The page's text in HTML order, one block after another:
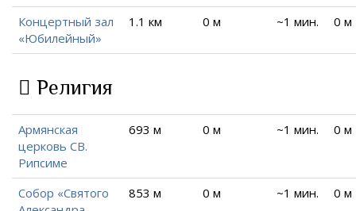
Концертный зал
«Юбилейный»
1.1 км 0 м ~1 мин. 0 м
Религия
Армянская
церковь СВ.
Рипсиме
693 м 0 м ~1 мин. 0 м
Собор «Святого
853 м 0 м ~1 мин. 0 м